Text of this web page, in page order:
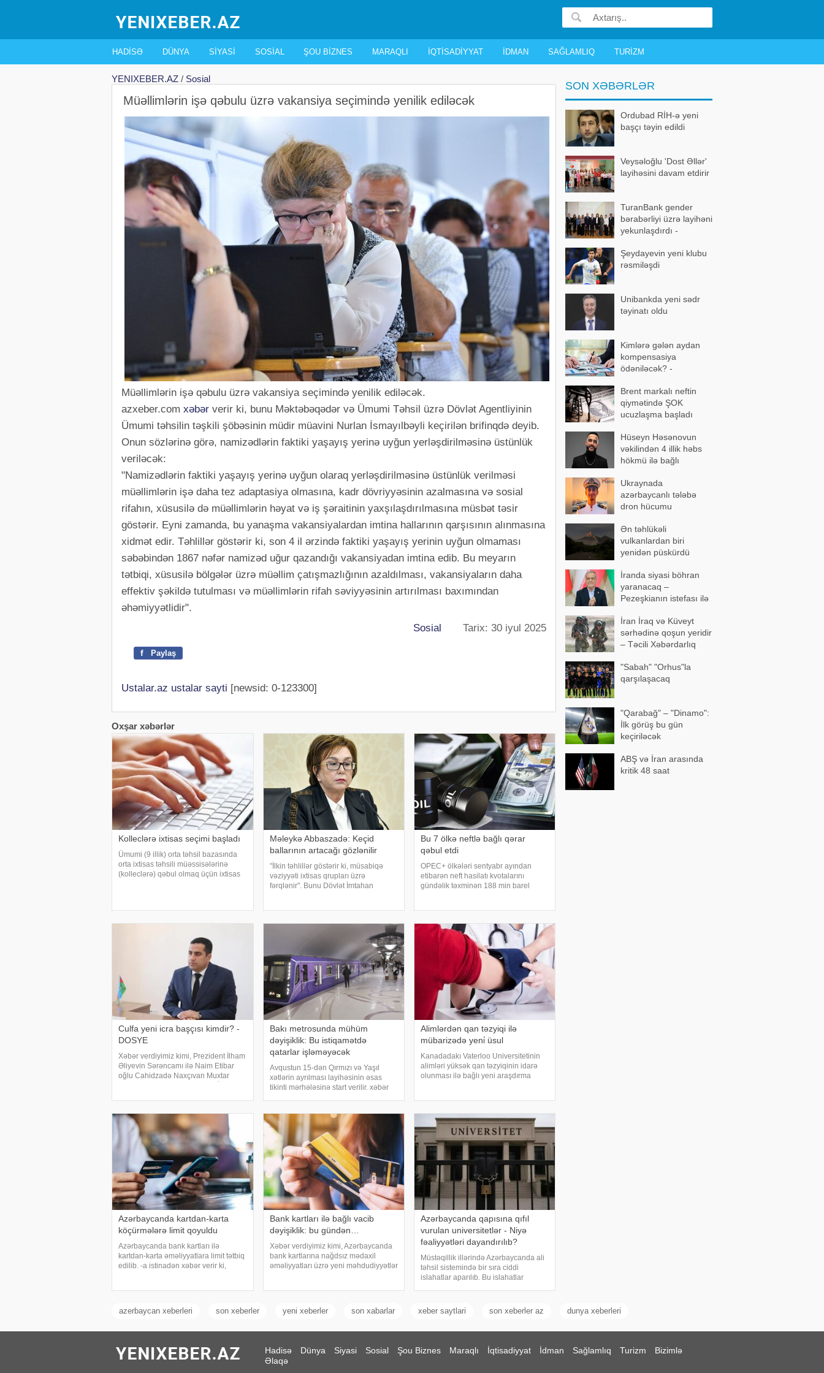
HADISƏ DÜNYA SIYASI SOSIAL ŞOU BIZNES MARAQLI İQTISADIYYAT İDMAN SAĞLAMLIQ TURIZM
YENIXEBER.AZ / Sosial
Müəllimlərin işə qəbulu üzrə vakansiya seçimində yenilik ediləcək
Müəllimlərin işə qəbulu üzrə vakansiya seçimində yenilik ediləcək.
azxeber.com xəbər verir ki, bunu Məktəbəqədər və Ümumi Təhsil üzrə Dövlət Agentliyinin
Ümumi təhsilin təşkili şöbəsinin müdir müavini Nurlan İsmayılbəyli keçirilən brifinqdə deyib.
Onun sözlərinə görə, namizədlərin faktiki yaşayış yerinə uyğun yerləşdirilməsinə üstünlük
veriləcək:
"Namizədlərin faktiki yaşayış yerinə uyğun olaraq yerləşdirilməsinə üstünlük verilməsi
müəllimlərin işə daha tez adaptasiya olmasına, kadr dövriyyəsinin azalmasına və sosial
rifahın, xüsusilə də müəllimlərin həyat və iş şəraitinin yaxşılaşdırılmasına müsbət təsir
göstərir. Eyni zamanda, bu yanaşma vakansiyalardan imtina hallarının qarşısının alınmasına
xidmət edir. Təhlillər göstərir ki, son 4 il ərzində faktiki yaşayış yerinin uyğun olmaması
səbəbindən 1867 nəfər namizəd uğur qazandığı vakansiyadan imtina edib. Bu meyarın
tətbiqi, xüsusilə bölgələr üzrə müəllim çatışmazlığının azaldılması, vakansiyaların daha
effektiv şəkildə tutulması və müəllimlərin rifah səviyyəsinin artırılması baxımından
əhəmiyyətlidir".
Sosial Tarix: 30 iyul 2025
f Paylaş
Ustalar.az ustalar sayti [newsid: 0-123300]
Oxşar xəbərlər
Kolleclərə ixtisas seçimi başladı
Ümumi (9 illik) orta təhsil bazasında
orta ixtisas təhsili müəssisələrinə
(kolleclərə) qəbul olmaq üçün ixtisas
Məleykə Abbaszadə: Keçid
ballarının artacağı gözlənilir
"İlkin təhlillər göstərir ki, müsabiqə
vəziyyəti ixtisas qrupları üzrə
fərqlənir". Bunu Dövlət İmtahan
Bu 7 ölkə neftlə bağlı qərar
qəbul etdi
OPEC+ ölkələri sentyabr ayından
etibarən neft hasilatı kvotalarını
gündəlik təxminən 188 min barel
dayandırılacaq
Culfa yeni icra başçısı kimdir? -
DOSYE
Xəbər verdiyimiz kimi, Prezident İlham
Əliyevin Sərəncamı ilə Naim Etibar
oğlu Cahidzadə Naxçıvan Muxtar
Respublikası Culf
Bakı metrosunda mühüm
dəyişiklik: Bu istiqamətdə
qatarlar işləməyəcək
Avqustun 15-dən Qırmızı və Yaşıl
xətlərin ayrılması layihəsinin əsas
tikinti mərhələsinə start verilir. xəbər
11 aylıq tikinti müddətind
Alimlərdən qan təzyiqi ilə
mübarizədə yeni̇ üsul
Kanadadakı Vaterloo Universitetinin
alimləri yüksək qan təzyiqinin idarə
olunması ilə bağlı yeni araşdırma
Azərbaycanda kartdan-karta
köçürmələrə limit qoyuldu
Azərbaycanda bank kartları ilə
kartdan-karta əməliyyatlara limit tətbiq
edilib. -a istinadən xəbər verir ki,
Bank kartları ilə bağlı vacib
dəyişiklik: bu gündən…
Xəbər verdiyimiz kimi, Azərbaycanda
bank kartlarına nağdsız mədaxil
əməliyyatları üzrə yeni məhdudiyyətlər
Azərbaycanda qapısına qıfıl
vurulan universitetlər - Niyə
fəaliyyətləri dayandırılıb?
Müstəqillik illərində Azərbaycanda ali
təhsil sistemində bir sıra ciddi
islahatlar aparılıb. Bu islahatlar
dayandırılıb, bəziləri isə digər
universitetlərl
SON XƏBƏRLƏR
Ordubad RİH-ə yeni
başçı təyin edildi
Veysəloğlu 'Dost Əllər'
layihəsini davam etdirir
TuranBank gender
bərabərliyi üzrə layihəni
yekunlaşdırdı -
Şeydayevin yeni klubu
rəsmiləşdi
Unibankda yeni sədr
təyinatı oldu
Kimlərə gələn aydan
kompensasiya
ödəniləcək? -
Brent markalı neftin
qiymətində ŞOK
ucuzlaşma başladı
Hüseyn Həsənovun
vəkilindən 4 illik həbs
hökmü ilə bağlı
Ukraynada
azərbaycanlı tələbə
dron hücumu
Vəziyyəti ağırdırƏn təhlükəli
vulkanlardan biri
yenidən püskürdü
İranda siyasi böhran
yaranacaq –
Pezeşkianın istefası ilə
İran İraq və Küveyt
sərhədinə qoşun yeridir
– Təcili Xəbərdarlıq
"Sabah" "Orhus"la
qarşılaşacaq
"Qarabağ" – "Dinamo":
İlk görüş bu gün
keçiriləcək
ABŞ və İran arasında
kritik 48 saat
azerbaycan xeberleri son xeberler yeni xeberler son xabarlar xeber saytlari son xeberler az dunya xeberleri
Hadisə Dünya Siyasi Sosial Şou Biznes Maraqlı İqtisadiyyat İdman Sağlamlıq Turizm
Bizimlə
Əlaqə